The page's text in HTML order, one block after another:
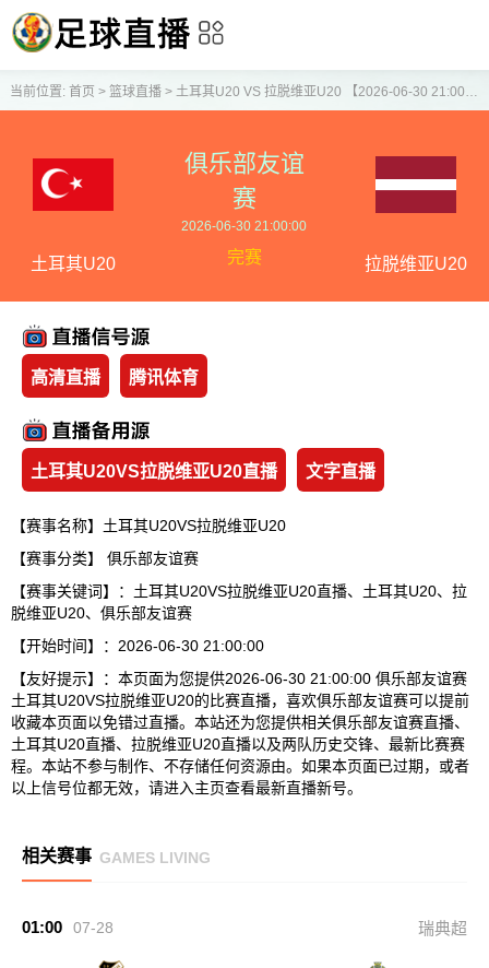
当前位置: 首页 > 篮球直播> 土耳其U20 VS 拉脱维亚U20 【2026-06-30 21:00:00】
土耳其U20
俱乐部友谊
赛
2026-06-30 21:00:00
完赛 拉脱维亚U20
高清直播 腾讯体育
土耳其U20VS拉脱维亚U20直播 文字直播
【赛事名称】土耳其U20VS拉脱维亚U20
【赛事分类】 俱乐部友谊赛
【赛事关键词】：土耳其U20VS拉脱维亚U20直播、土耳其U20、拉
脱维亚U20、俱乐部友谊赛
【开始时间】：2026-06-30 21:00:00
【友好提示】：本页面为您提供2026-06-30 21:00:00 俱乐部友谊赛
土耳其U20VS拉脱维亚U20的比赛直播，喜欢俱乐部友谊赛可以提前
收藏本页面以免错过直播。本站还为您提供相关俱乐部友谊赛直播、
土耳其U20直播、拉脱维亚U20直播以及两队历史交锋、最新比赛赛
程。本站不参与制作、不存储任何资源由。如果本页面已过期，或者
以上信号位都无效，请进入主页查看最新直播新号。
相关赛事 GAMES LIVING
01:00 07-28 瑞典超